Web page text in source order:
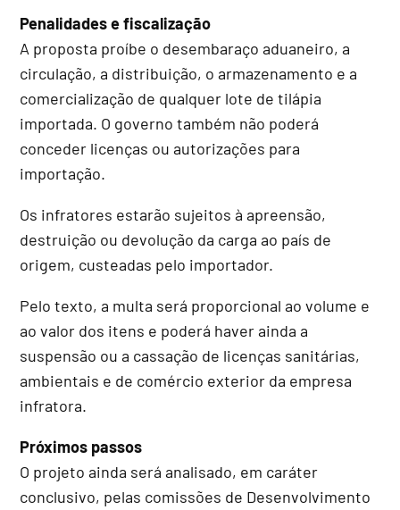
Penalidades e fiscalização
A proposta proíbe o desembaraço aduaneiro, a
circulação, a distribuição, o armazenamento e a
comercialização de qualquer lote de tilápia
importada. O governo também não poderá
conceder licenças ou autorizações para
importação.
Os infratores estarão sujeitos à apreensão,
destruição ou devolução da carga ao país de
origem, custeadas pelo importador.
Pelo texto, a multa será proporcional ao volume e
ao valor dos itens e poderá haver ainda a
suspensão ou a cassação de licenças sanitárias,
ambientais e de comércio exterior da empresa
infratora.
Próximos passos
O projeto ainda será analisado, em caráter
conclusivo, pelas comissões de Desenvolvimento